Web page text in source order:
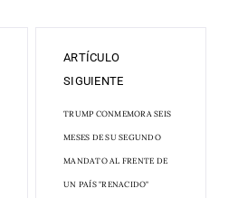
ARTÍCULO
SIGUIENTE
TRUMP CONMEMORA SEIS
MESES DE SU SEGUNDO
MANDATO AL FRENTE DE
UN PAÍS "RENACIDO"